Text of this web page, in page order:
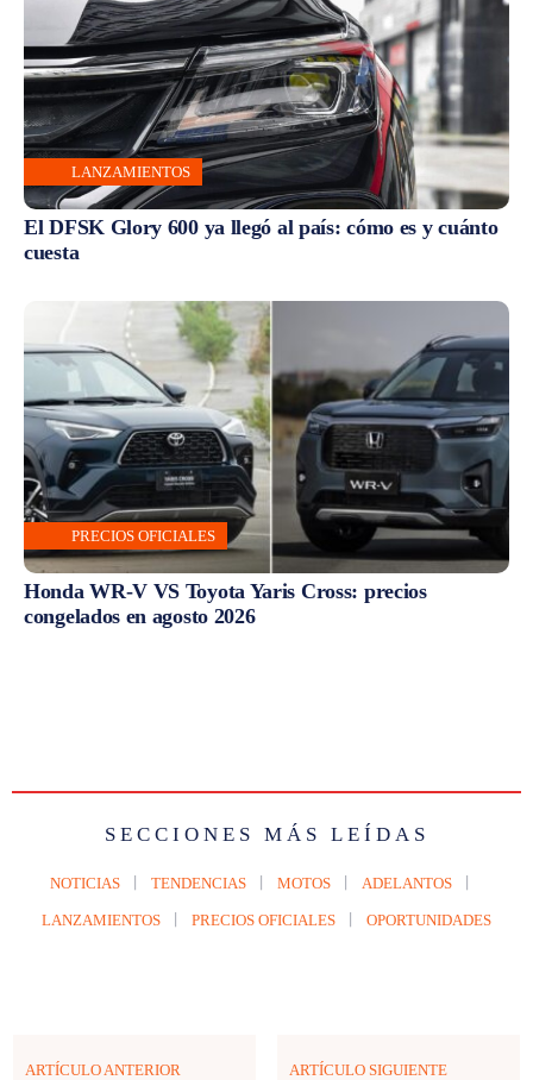
LANZAMIENTOS
El DFSK Glory 600 ya llegó al país: cómo es y cuánto
cuesta
PRECIOS OFICIALES
Honda WR-V VS Toyota Yaris Cross: precios
congelados en agosto 2026
SECCIONES MÁS LEÍDAS
NOTICIAS TENDENCIAS MOTOS ADELANTOS
LANZAMIENTOS PRECIOS OFICIALES OPORTUNIDADES
ARTÍCULO ANTERIOR ARTÍCULO SIGUIENTE